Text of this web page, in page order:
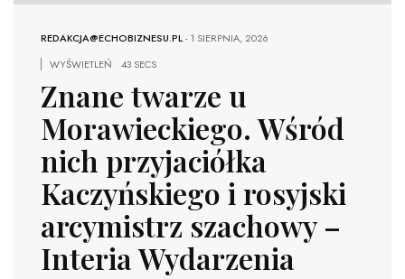
REDAKCJA@ECHOBIZNESU.PL-1 SIERPNIA, 2026
WYŚWIETLEŃ
43 SECS
Znane twarze u
Morawieckiego. Wśród
nich przyjaciółka
Kaczyńskiego i rosyjski
arcymistrz szachowy –
Interia Wydarzenia